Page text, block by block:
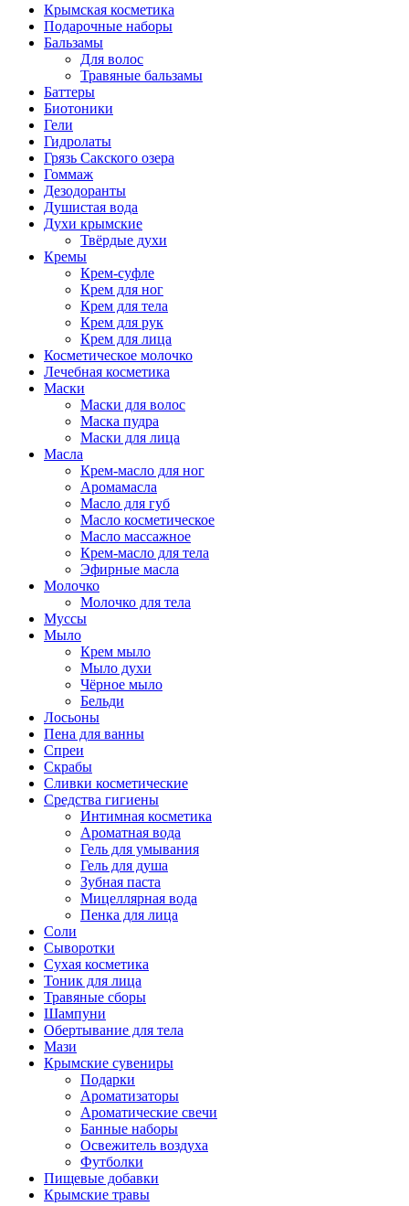
Крымская косметика
Подарочные наборы
Бальзамы
Для волос
Травяные бальзамы
Баттеры
Биотоники
Гели
Гидролаты
Грязь Сакского озера
Гоммаж
Дезодоранты
Душистая вода
Духи крымские
Твёрдые духи
Кремы
Крем-суфле
Крем для ног
Крем для тела
Крем для рук
Крем для лица
Косметическое молочко
Лечебная косметика
Маски
Маски для волос
Маска пудра
Маски для лица
Масла
Крем-масло для ног
Аромамасла
Масло для губ
Масло косметическое
Масло массажное
Крем-масло для тела
Эфирные масла
Молочко
Молочко для тела
Муссы
Мыло
Крем мыло
Мыло духи
Чёрное мыло
Бельди
Лосьоны
Пена для ванны
Спреи
Скрабы
Сливки косметические
Средства гигиены
Интимная косметика
Ароматная вода
Гель для умывания
Гель для душа
Зубная паста
Мицеллярная вода
Пенка для лица
Соли
Сыворотки
Сухая косметика
Тоник для лица
Травяные сборы
Шампуни
Обертывание для тела
Мази
Крымские сувениры
Подарки
Ароматизаторы
Ароматические свечи
Банные наборы
Освежитель воздуха
Футболки
Пищевые добавки
Крымские травы